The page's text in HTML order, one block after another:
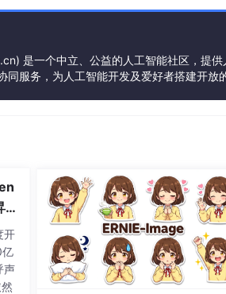
是一个中立、公益的人工智能社区，提
同服务，为人工智能开发及爱好者搭建开放
开
声